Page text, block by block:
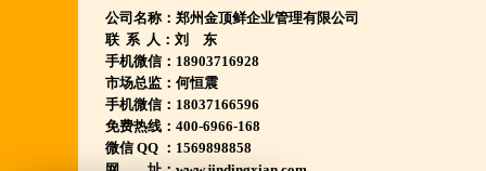
我们很专业,
若您开店无必胜把握,
请致电我们:4006966168
公司名称： 郑州金顶鲜企业管理有限公司
联 系 人：刘 东
手机微信：18903716928
市场总监：何恒震
手机微信：18037166596
免费热线：400-6966-168
微信 QQ ：1569898858